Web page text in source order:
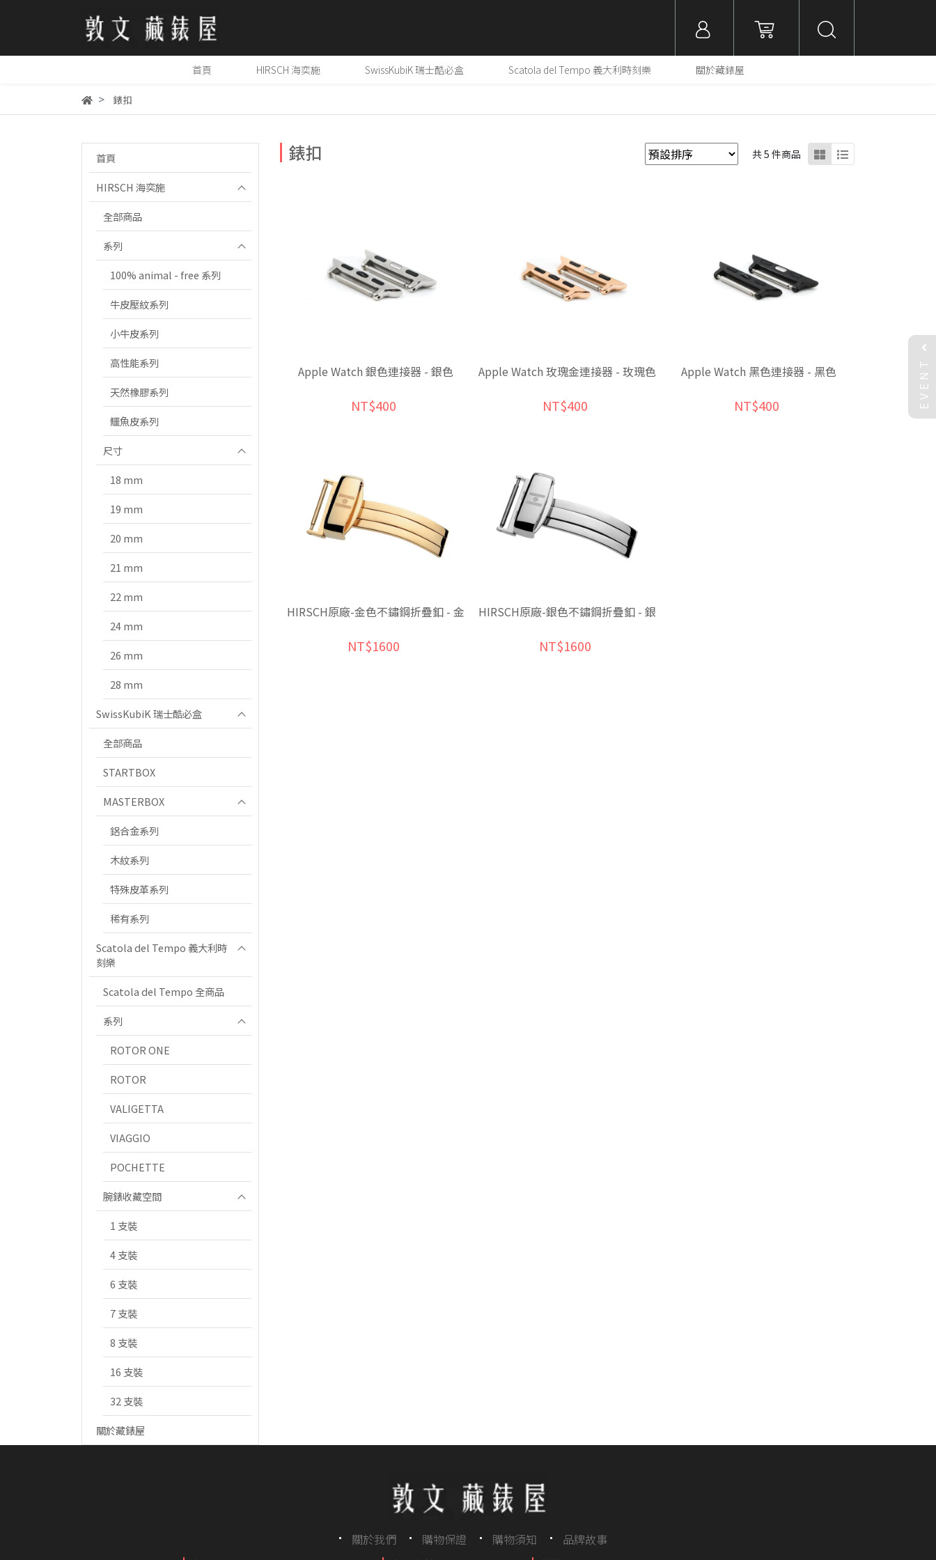
首頁 HIRSCH 海奕施 SwissKubiK 瑞士酷必盒 Scatola del Tempo 義大利時刻樂 關於藏錶屋
錶扣
首頁
HIRSCH 海奕施
全部商品
系列
100% animal - free 系列
牛皮壓紋系列
小牛皮系列
高性能系列
天然橡膠系列
鱷魚皮系列
尺寸
18 mm
19 mm
20 mm
21 mm
22 mm
24 mm
26 mm
28 mm
SwissKubiK 瑞士酷必盒
全部商品
STARTBOX
MASTERBOX
鋁合金系列
木紋系列
特殊皮革系列
稀有系列
Scatola del Tempo 義大利時
刻樂
Scatola del Tempo 全商品
系列
ROTOR ONE
ROTOR
VALIGETTA
VIAGGIO
POCHETTE
腕錶收藏空間
1 支裝
4 支裝
6 支裝
7 支裝
8 支裝
16 支裝
32 支裝
關於藏錶屋
錶扣 共 5 件商品
Apple Watch 銀色連接器 - 銀色
NT$400
Apple Watch 玫瑰金連接器 - 玫瑰色
NT$400
Apple Watch 黑色連接器 - 黑色
NT$400
HIRSCH原廠-金色不鏽鋼折疊釦 - 金
NT$1600
HIRSCH原廠-銀色不鏽鋼折疊釦 - 銀
NT$1600
關於我們 購物保證 購物須知
品牌故事
EVENT